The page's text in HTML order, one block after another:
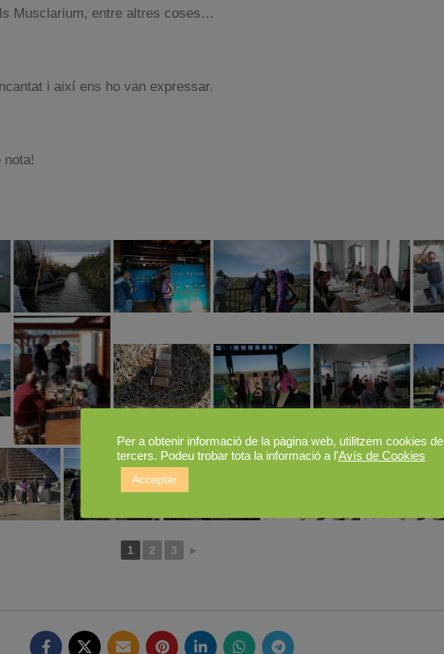
Musclarium, entre altres coses…
i així ens ho van expressar.
nota!
1 2 3 ►
Per a obtenir informació de la pàgina web, utilitzem cookies de
tercers. Podeu trobar tota la informació a l'Avís de Cookies
Acceptar